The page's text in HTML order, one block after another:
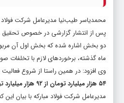
محمدیاسر طیب‌نیا مدیرعامل شرکت فولاد
پس از انتشار گزارشی در خصوص تحقیق و
ماه گذشته، برخوردهای لازم با تخلفات
وی افزود: در همین راستا از شروع
۵۴ هزار میلیارد تومان از ۹۲ هزار میلیارد تومان تخلف نبوده است
مدیرعامل شرکت فولاد مبارکه با بیان